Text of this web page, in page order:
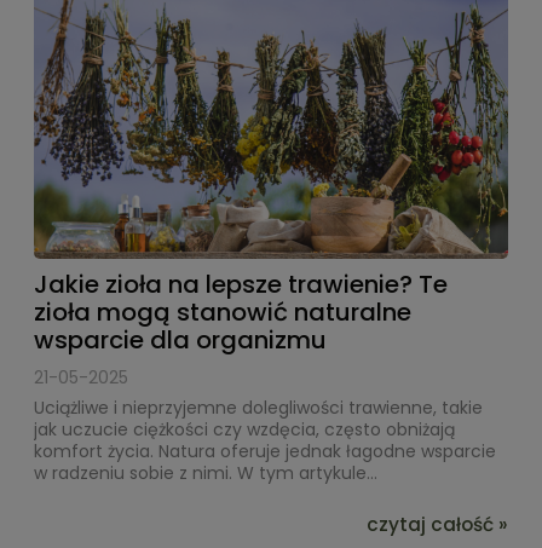
Jakie zioła na lepsze trawienie? Te
zioła mogą stanowić naturalne
wsparcie dla organizmu
21-05-2025
Uciążliwe i nieprzyjemne dolegliwości trawienne, takie
jak uczucie ciężkości czy wzdęcia, często obniżają
komfort życia. Natura oferuje jednak łagodne wsparcie
w radzeniu sobie z nimi. W tym artykule...
czytaj całość »